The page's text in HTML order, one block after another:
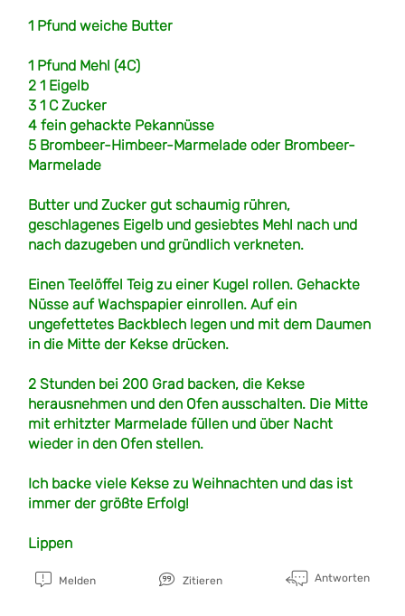
1 Pfund weiche Butter
1 Pfund Mehl (4C)
2 1 Eigelb
3 1 C Zucker
4 fein gehackte Pekannüsse
5 Brombeer-Himbeer-Marmelade oder Brombeer-
Marmelade
Butter und Zucker gut schaumig rühren,
geschlagenes Eigelb und gesiebtes Mehl nach und
nach dazugeben und gründlich verkneten.
Einen Teelöffel Teig zu einer Kugel rollen. Gehackte
Nüsse auf Wachspapier einrollen. Auf ein
ungefettetes Backblech legen und mit dem Daumen
in die Mitte der Kekse drücken.
2 Stunden bei 200 Grad backen, die Kekse
herausnehmen und den Ofen ausschalten. Die Mitte
mit erhitzter Marmelade füllen und über Nacht
wieder in den Ofen stellen.
Ich backe viele Kekse zu Weihnachten und das ist
immer der größte Erfolg!
Lippen
Melden Zitieren Antworten